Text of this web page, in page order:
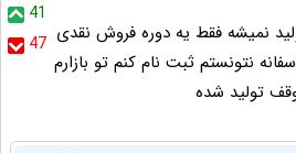
41
47 نمیشه فقط یه دوره فروش نقدی
نتونستم ثبت نام کنم تو بازارم
تولید شده